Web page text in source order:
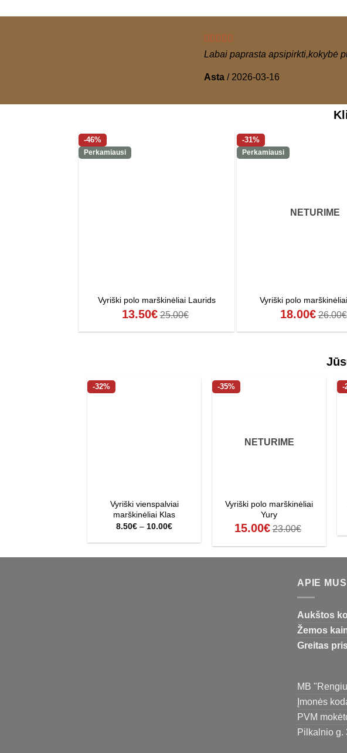
Labai paprasta apsipirkti,kokybė
Asta / 2026-03-16
-46%
Perkamiausi
Vyriški polo marškinėliai Laurids
13.50€ 25.00€
-31%
Perkamiausi
NETURIME
Vyriški polo
18.00€ 26.00€
-32%
Vyriški vienspalviai
marškinėliai Klas
8.50€ – 10.00€Price
8.50€
10.00€
-35%
NETURIME
Vyriški polo marškinėliai
Yury
15.00€ 23.00€
-
APIE MUS
Aukštos
Žemos
Greitas
MB
Įmonės
PVM
Pilkalnio g.